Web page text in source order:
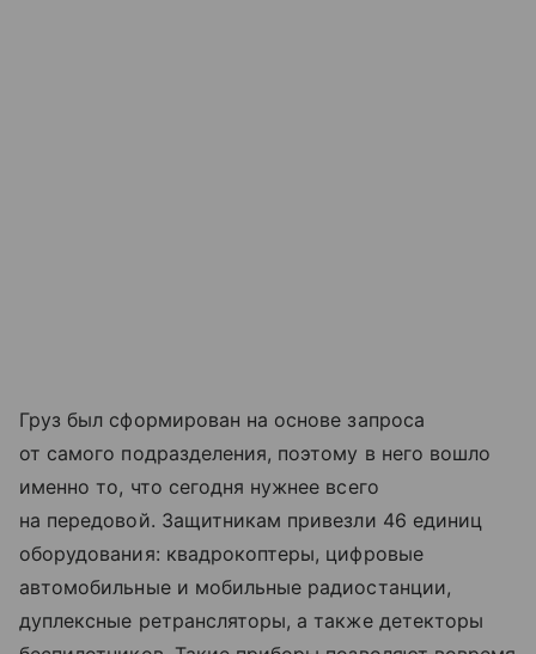
Груз был сформирован на основе запроса
от самого подразделения, поэтому в него вошло
именно то, что сегодня нужнее всего
на передовой. Защитникам привезли 46 единиц
оборудования: квадрокоптеры, цифровые
автомобильные и мобильные радиостанции,
дуплексные ретрансляторы, а также детекторы